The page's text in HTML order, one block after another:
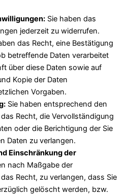
Sie haben das
jederzeit zu widerrufen.
das Recht, eine Bestätigung
betreffende Daten verarbeitet
über diese Daten sowie auf
Kopie der Daten
Vorgaben.
Sie haben entsprechend den
Recht, die Vervollständigung
oder die Berichtigung der Sie
Daten zu verlangen.
Einschränkung der
nach Maßgabe der
Recht, zu verlangen, dass Sie
gelöscht werden, bzw.